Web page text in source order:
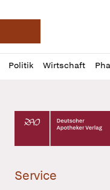
Deutsche
Politik Wirtschaft
Profil
öffnen
Daz
Pur
Deutscher
Service